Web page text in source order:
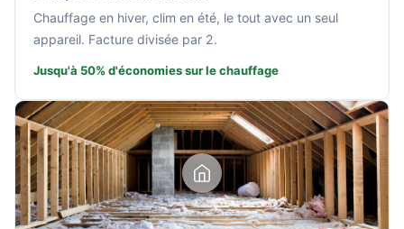
Chauffage en hiver, clim en été, le tout avec un seul
appareil. Facture divisée par 2.
Jusqu'à 50% d'économies sur le chauffage